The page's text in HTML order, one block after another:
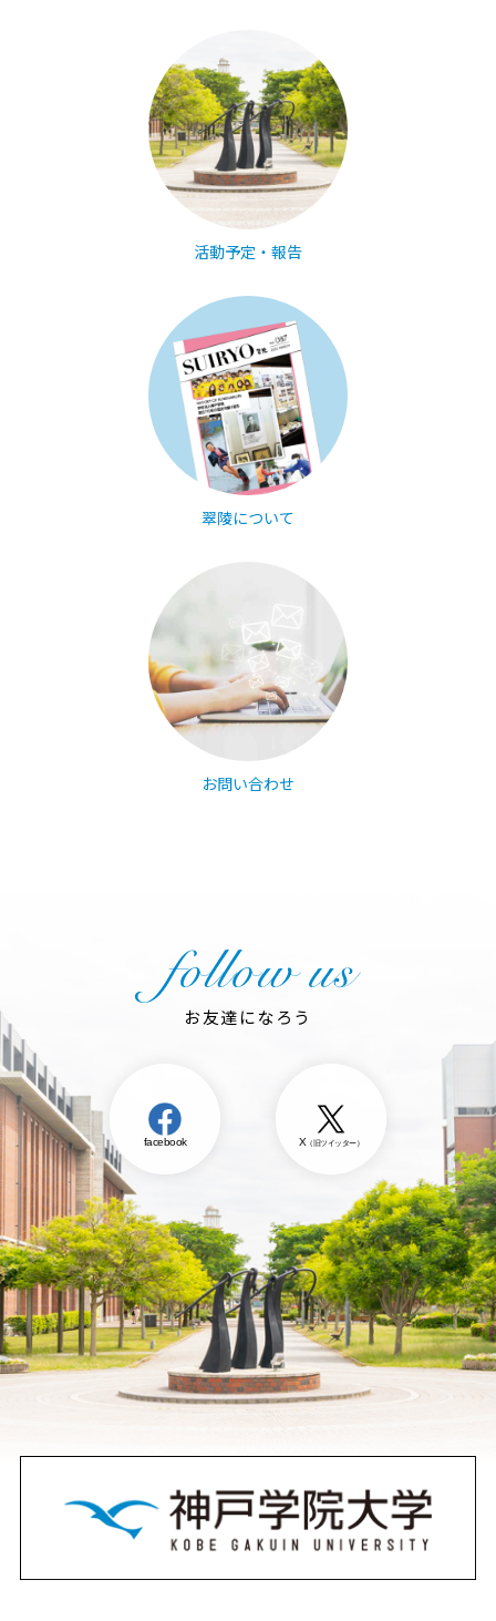
活動予定・報告
翠陵について
お問い合わせ
お友達になろう
facebook X （旧ツイッター）